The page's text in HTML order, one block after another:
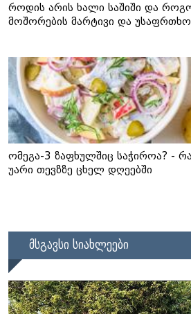
როდის არის ხალი საშიში და
მოშორების მარტივი და უსაფრთხო
ომეგა-3 ზაფხულშიც საჭიროა? -
უარი თევზზე ცხელ დღეებში
მსგავსი სიახლეები